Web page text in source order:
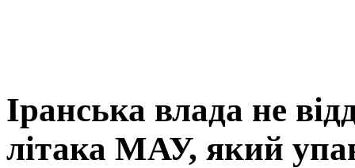
Іранська влада не
літака МАУ, який